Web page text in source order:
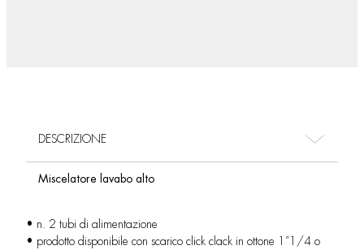
DESCRIZIONE
Miscelatore lavabo alto
• n. 2 tubi di alimentazione
• prodotto disponibile con scarico click clack in ottone 1”1/4 o